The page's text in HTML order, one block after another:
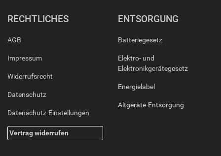
RECHTLICHES
AGB
Impressum
Widerrufsrecht
Datenschutz
Datenschutz-Einstellungen
Vertrag widerrufen
ENTSORGUNG
Batteriegesetz
Elektro- und
Elektronikgerätegesetz
Energielabel
Altgeräte-Entsorgung